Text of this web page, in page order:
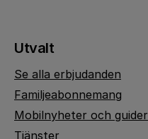
Utvalt
Se alla erbjudanden
Familjeabonnemang
Mobilnyheter och guider
Tjänster